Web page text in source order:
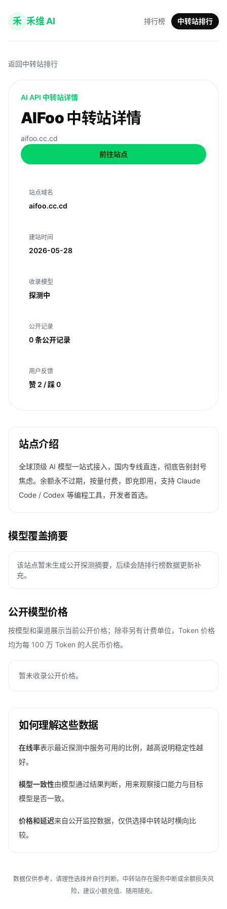
禾 禾维 AI 排行榜 中转站排行
返回中转站排行
AI API 中转站详情
AIFoo 中转站详情
aifoo.cc.cd
前往站点
站点域名
aifoo.cc.cd
建站时间
2026-05-28
收录模型
探测中
公开记录
0 条公开记录
用户反馈
赞 2 / 踩 0
站点介绍
全球顶级 AI 模型一站式接入，国内专线直连，彻底告别封号
焦虑。余额永不过期，按量付费，即充即用，支持 Claude
Code / Codex 等编程工具，开发者首选。
模型覆盖摘要
该站点暂未生成公开探测摘要，后续会随排行榜数据更新补
充。
公开模型价格
按模型和渠道展示当前公开价格；除非另有计费单位，Token 价格
均为每 100 万 Token 的人民币价格。
暂未收录公开价格。
如何理解这些数据
在线率表示最近探测中服务可用的比例，越高说明稳定性越
好。
模型一致性由模型通过结果判断，用来观察接口能力与目标
模型是否一致。
价格和延迟来自公开监控数据，仅供选择中转站时横向比
较。
数据仅供参考，请理性选择并自行判断。中转站存在服务中断或余额损失风
险，建议小额充值、随用随充。